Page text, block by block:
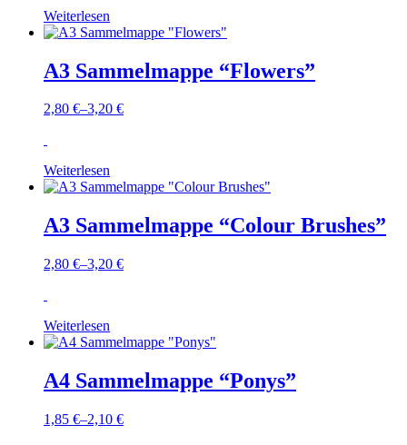
Weiterlesen
A3 Sammelmappe “Flowers”
2,80 €–3,20 €
Weiterlesen
A3 Sammelmappe “Colour Brushes”
2,80 €–3,20 €
Weiterlesen
A4 Sammelmappe “Ponys”
1,85 €–2,10 €